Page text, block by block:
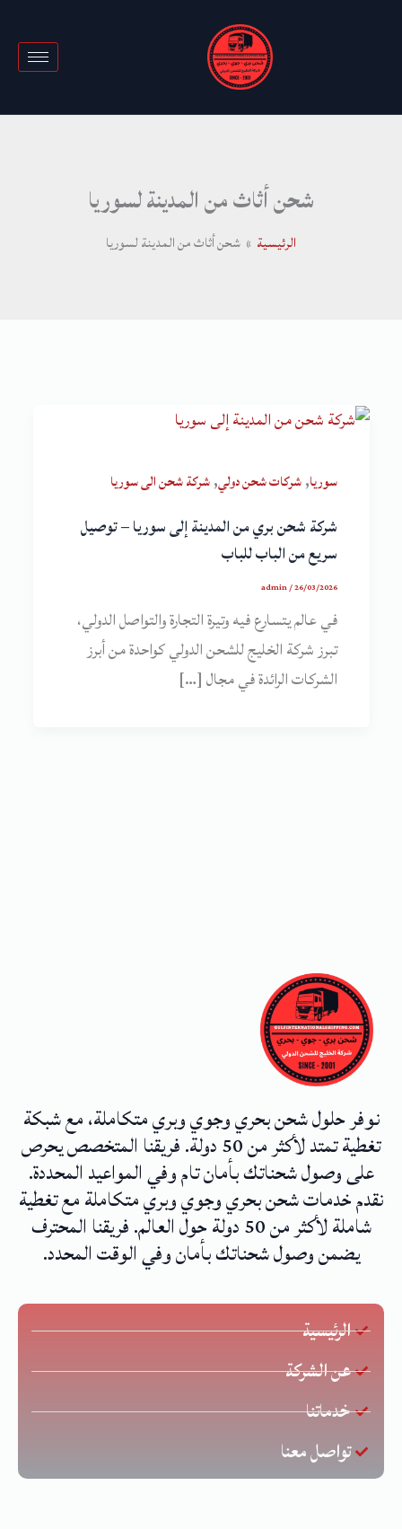
شحن أثاث من المدينة لسوريا
الرئيسية شحن أثاث من المدينة لسوريا
سوريا,شركات شحن دولي,شركة شحن الى سوريا
شركة شحن بري من المدينة إلى سوريا – توصيل
سريع من الباب للباب
admin/26/03/2026
في عالم يتسارع فيه وتيرة التجارة والتواصل الدولي،
تبرز شركة الخليج للشحن الدولي كواحدة من أبرز
الشركات الرائدة في مجال […]
نوفر حلول شحن بحري وجوي وبري متكاملة، مع شبكة
تغطية تمتد لأكثر من 50 دولة. فريقنا المتخصص يحرص
على وصول شحناتك بأمان تام وفي المواعيد المحددة.
نقدم خدمات شحن بحري وجوي وبري متكاملة مع تغطية
شاملة لأكثر من 50 دولة حول العالم. فريقنا المحترف
يضمن وصول شحناتك بأمان وفي الوقت المحدد.
الرئيسية
عن الشركة
خدماتنا
تواصل معنا